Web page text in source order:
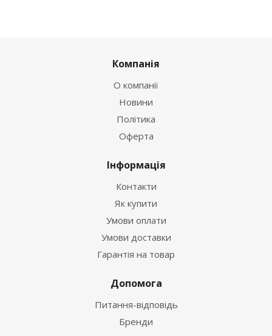
Компанія
О компанії
Новини
Політика
Оферта
Інформація
Контакти
Як купити
Умови оплати
Умови доставки
Гарантія на товар
Допомога
Питання-відповідь
Бренди